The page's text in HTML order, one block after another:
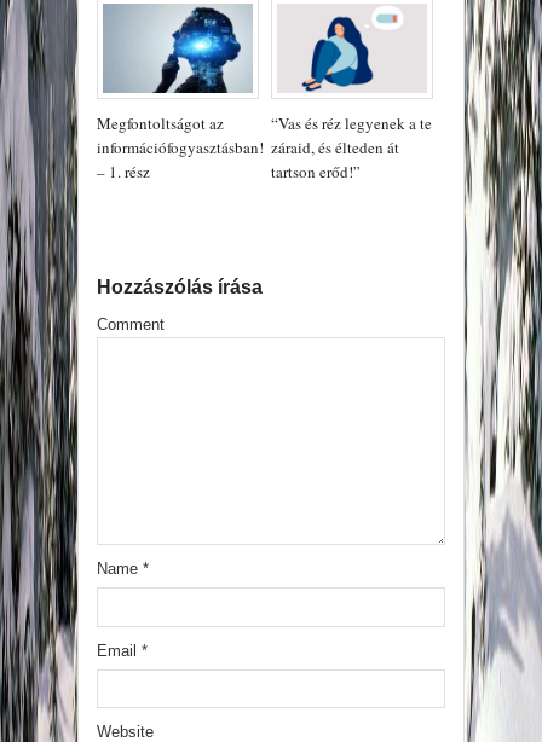
Megfontoltságot az
információfogyasztásban!
– 1. rész
“Vas és réz legyenek a te
záraid, és élteden át
tartson erőd!”
Hozzászólás írása
Comment
Name *
Email *
Website